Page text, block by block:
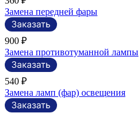
Замена передней фары
900 ₽
Замена противотуманной лампы
540 ₽
Замена ламп (фар) освещения